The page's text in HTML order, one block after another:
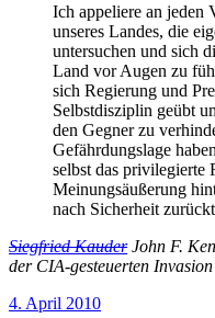
Ich appeliere an jeden
unseres Landes, die
untersuchen und sich
Land vor Augen zu
sich Regierung und
Selbstdisziplin geübt
den Gegner zu
Gefährdungslage
selbst das privilegierte
Meinungsäußerung
nach Sicherheit
Siegfried KauderJohn F.
der CIA-gesteuerten
Veröffentlicht
4. April 2010